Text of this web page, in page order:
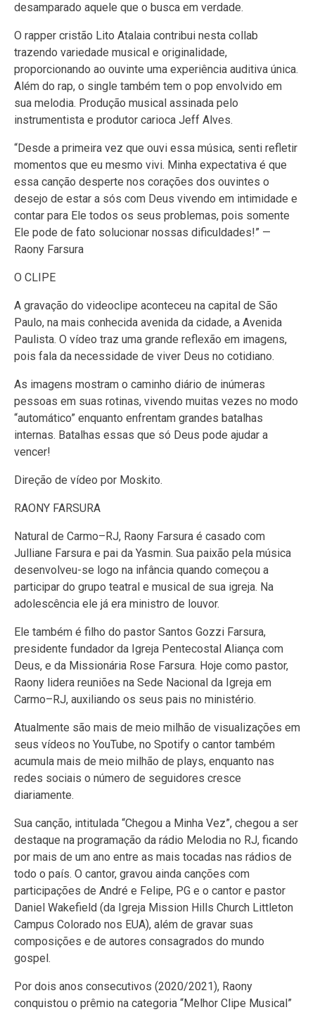
desamparado aquele que o busca em verdade.
O rapper cristão Lito Atalaia contribui nesta collab
trazendo variedade musical e originalidade,
proporcionando ao ouvinte uma experiência auditiva única.
Além do rap, o single também tem o pop envolvido em
sua melodia. Produção musical assinada pelo
instrumentista e produtor carioca Jeff Alves.
“Desde a primeira vez que ouvi essa música, senti refletir
momentos que eu mesmo vivi. Minha expectativa é que
essa canção desperte nos corações dos ouvintes o
desejo de estar a sós com Deus vivendo em intimidade e
contar para Ele todos os seus problemas, pois somente
Ele pode de fato solucionar nossas dificuldades!” —
Raony Farsura
O CLIPE
A gravação do videoclipe aconteceu na capital de São
Paulo, na mais conhecida avenida da cidade, a Avenida
Paulista. O vídeo traz uma grande reflexão em imagens,
pois fala da necessidade de viver Deus no cotidiano.
As imagens mostram o caminho diário de inúmeras
pessoas em suas rotinas, vivendo muitas vezes no modo
“automático” enquanto enfrentam grandes batalhas
internas. Batalhas essas que só Deus pode ajudar a
vencer!
Direção de vídeo por Moskito.
RAONY FARSURA
Natural de Carmo–RJ, Raony Farsura é casado com
Julliane Farsura e pai da Yasmin. Sua paixão pela música
desenvolveu-se logo na infância quando começou a
participar do grupo teatral e musical de sua igreja. Na
adolescência ele já era ministro de louvor.
Ele também é filho do pastor Santos Gozzi Farsura,
presidente fundador da Igreja Pentecostal Aliança com
Deus, e da Missionária Rose Farsura. Hoje como pastor,
Raony lidera reuniões na Sede Nacional da Igreja em
Carmo–RJ, auxiliando os seus pais no ministério.
Atualmente são mais de meio milhão de visualizações em
seus vídeos no YouTube, no Spotify o cantor também
acumula mais de meio milhão de plays, enquanto nas
redes sociais o número de seguidores cresce
diariamente.
Sua canção, intitulada “Chegou a Minha Vez”, chegou a ser
destaque na programação da rádio Melodia no RJ, ficando
por mais de um ano entre as mais tocadas nas rádios de
todo o país. O cantor, gravou ainda canções com
participações de André e Felipe, PG e o cantor e pastor
Daniel Wakefield (da Igreja Mission Hills Church Littleton
Campus Colorado nos EUA), além de gravar suas
composições e de autores consagrados do mundo
gospel.
Por dois anos consecutivos (2020/2021), Raony
conquistou o prêmio na categoria “Melhor Clipe Musical”